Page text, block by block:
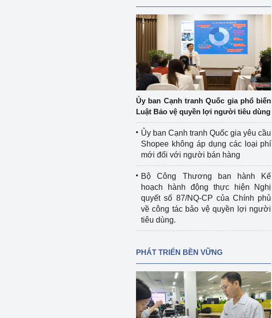
Ủy ban Cạnh tranh Quốc gia phổ biến
Luật Bảo vệ quyền lợi người tiêu dùng
Ủy ban Cạnh tranh Quốc gia yêu cầu
Shopee không áp dụng các loại phí
mới đối với người bán hàng
Bộ Công Thương ban hành Kế
hoạch hành động thực hiện Nghị
quyết số 87/NQ-CP của Chính phủ
về công tác bảo vệ quyền lợi người
tiêu dùng.
PHÁT TRIỂN BỀN VỮNG